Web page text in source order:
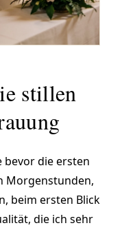
stillen
bevor die ersten
Morgenstunden,
beim ersten Blick
die ich sehr